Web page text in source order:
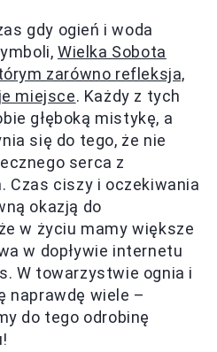
gdy ogień i woda
Wielka Sobota
zarówno refleksja,
miejsce. Każdy z tych
głęboką mistykę, a
się do tego, że nie
serca z
Czas ciszy i oczekiwania
okazją do
w życiu mamy większe
w dopływie internetu
W towarzystwie ognia i
naprawdę wiele –
do tego odrobinę